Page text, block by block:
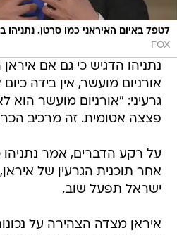
לטפל באיום האיראני כמו סרטן. נתניהו
FOX
נתניהו הדגיש כי גם אם
אורניום מועשר, אין בידה
גרעיני: "אורניום מועשר הוא
פצצה אטומית. זה מרכיב
על רקע הדברים, אמר נתניהו
אחר תוכנית הגרעין של
ישראל תפעל שוב.
איראן מצדה הצהירה על